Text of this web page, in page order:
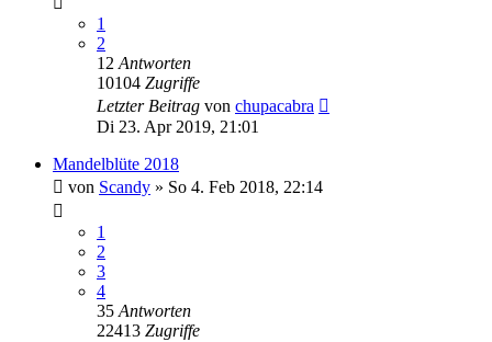
1
2
12 Antworten
10104 Zugriffe
Letzter Beitrag von chupacabra
Di 23. Apr 2019, 21:01
Mandelblüte 2018
von Scandy » So 4. Feb 2018, 22:14
1
2
3
4
35 Antworten
22413 Zugriffe